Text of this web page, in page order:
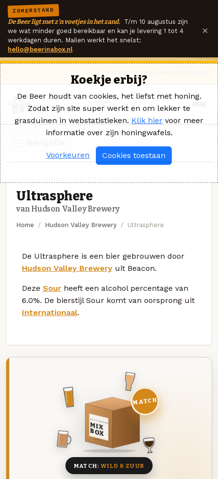
ZOMERSTAND
De Beer ligt met z'n voetjes in het zand. T/m 10 augustus zijn
we wat minder goed bereikbaar en kan je levering 1 tot 4
werkdagen duren. Mailen werkt het snelst:
hello@beerinabox.nl
×
Ultrasphere
van Hudson Valley Brewery
Home Hudson Valley Brewery Ultrasphere
De Ultrasphere is een bier gebrouwen door
Hudson Valley Brewery uit Beacon.
Deze Sour heeft een alcohol percentage van
6.0%. De bierstijl Sour komt van oorsprong uit
Internationaal.
DEZE MAAND
MIX
BOX
8 BIEREN
MATCH
MATCH:WILD & ZUUR
Koekje erbij?
De Beer houdt van cookies, het liefst met honing.
Zodat zijn site super werkt en om lekker te
grasduinen in webstatistieken. Klik hier voor meer
informatie over zijn honingwafels.
Voorkeuren Cookies toestaan